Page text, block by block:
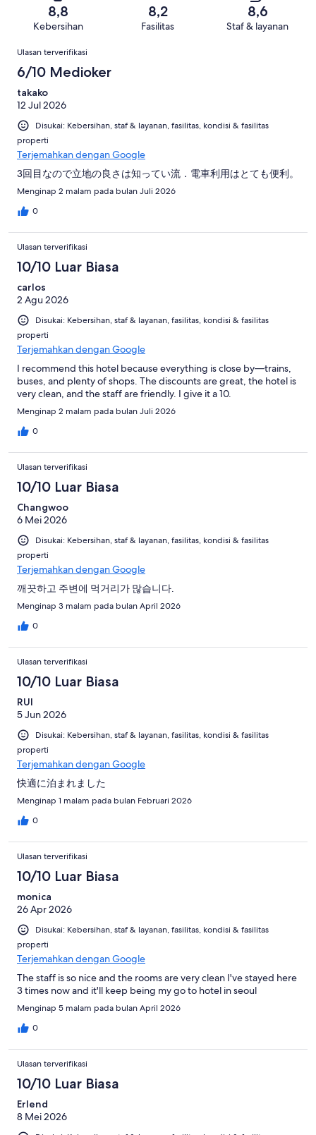
dari
ulasan
8,8
Kebersihan
8,2
Fasilitas
8,6
Staf & layanan
Ulasan
Ulasan terverifikasi
6/10 Medioker
takako
12 Jul 2026
Disukai: Kebersihan, staf & layanan, fasilitas, kondisi & fasilitas
properti
Terjemahkan dengan Google
3回目なので立地の良さは知ってい流．電車利用はとても便利。
Menginap 2 malam pada bulan Juli 2026
0
Ulasan terverifikasi
10/10 Luar Biasa
carlos
2 Agu 2026
Disukai: Kebersihan, staf & layanan, fasilitas, kondisi & fasilitas
properti
Terjemahkan dengan Google
I recommend this hotel because everything is close by—trains,
buses, and plenty of shops. The discounts are great, the hotel is
very clean, and the staff are friendly. I give it a 10.
Menginap 2 malam pada bulan Juli 2026
0
Ulasan terverifikasi
10/10 Luar Biasa
Changwoo
6 Mei 2026
Disukai: Kebersihan, staf & layanan, fasilitas, kondisi & fasilitas
properti
Terjemahkan dengan Google
깨끗하고 주변에 먹거리가 많습니다.
Menginap 3 malam pada bulan April 2026
0
Ulasan terverifikasi
10/10 Luar Biasa
RUI
5 Jun 2026
Disukai: Kebersihan, staf & layanan, fasilitas, kondisi & fasilitas
properti
Terjemahkan dengan Google
快適に泊まれました
Menginap 1 malam pada bulan Februari 2026
0
Ulasan terverifikasi
10/10 Luar Biasa
monica
26 Apr 2026
Disukai: Kebersihan, staf & layanan, fasilitas, kondisi & fasilitas
properti
Terjemahkan dengan Google
The staff is so nice and the rooms are very clean I've stayed here
3 times now and it'll keep being my go to hotel in seoul
Menginap 5 malam pada bulan April 2026
0
Ulasan terverifikasi
10/10 Luar Biasa
Erlend
8 Mei 2026